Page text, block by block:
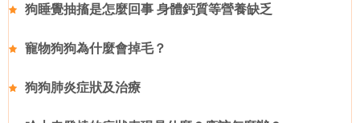
狗睡覺抽搐是怎麼回事 身體鈣質等營養缺乏
寵物狗狗為什麼會掉毛？
狗狗肺炎症狀及治療